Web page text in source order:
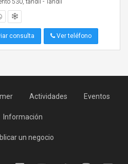
530, tandil - Tandil
consulta Ver teléfono
Actividades Eventos
Información
un negocio